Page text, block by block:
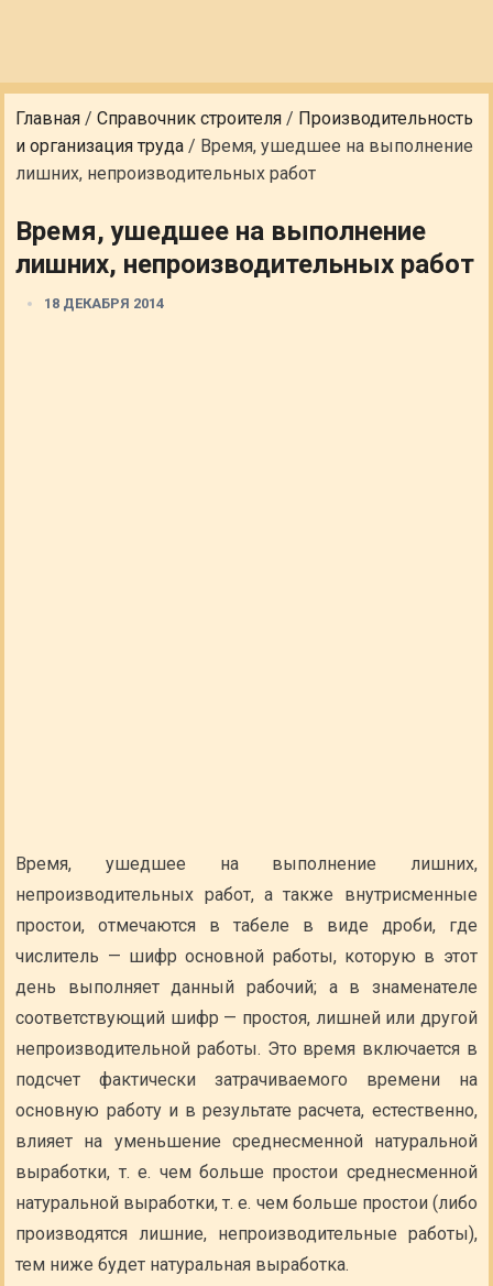
Главная /Справочник строителя / Производительность
и организация труда / Время, ушедшее на выполнение
лишних, непроизводительных работ
Время, ушедшее на выполнение
лишних, непроизводительных работ
18 ДЕКАБРЯ 2014
Время, ушедшее на выполнение лишних,
непроизводительных работ, а также внутрисменные
простои, отмечаются в табеле в виде дроби, где
числитель — шифр основной работы, которую в этот
день выполняет данный рабочий; а в знаменателе
соответствующий шифр — простоя, лишней или другой
непроизводительной работы. Это время включается в
подсчет фактически затрачиваемого времени на
основную работу и в результате расчета, естественно,
влияет на уменьшение среднесменной натуральной
выработки, т. е. чем больше простои среднесменной
натуральной выработки, т. е. чем больше простои (либо
производятся лишние, непроизводительные работы),
тем ниже будет натуральная выработка.